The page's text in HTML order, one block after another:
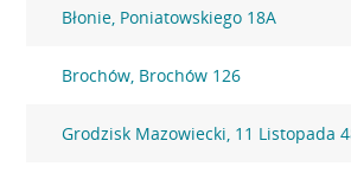
Błonie, Poniatowskiego 18A
Brochów, Brochów 126
Grodzisk Mazowiecki, 11 Listopada